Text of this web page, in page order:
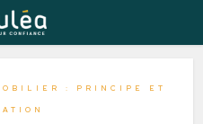
: PRINCIPE ET